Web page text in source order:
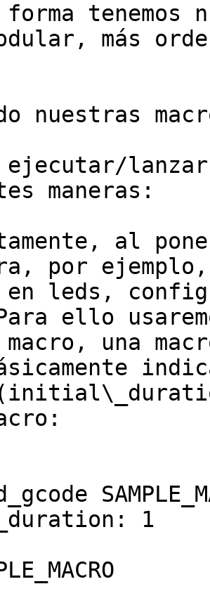
forma tenemos
más
nuestras
ejecutar/
maneras:
al
por
leds,
ello
macro, una
1